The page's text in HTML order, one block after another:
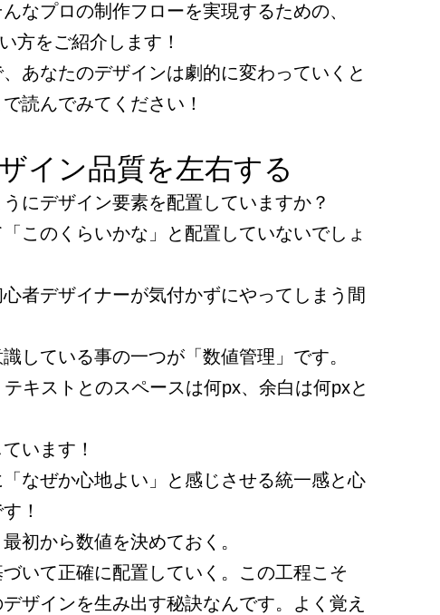
なプロの制作フローを実現するための、
方をご紹介します！
あなたのデザインは劇的に変わっていくと
読んでみてください！
イン品質を左右する
にデザイン要素を配置していますか？
このくらいかな」と配置していないでしょ
者デザイナーが気付かずにやってしまう間
している事の一つが「数値管理」です。
キストとのスペースは何px、余白は何pxと
います！
なぜか心地よい」と感じさせる統一感と心
！
初から数値を決めておく。
いて正確に配置していく。この工程こそ
ザインを生み出す秘訣なんです。よく覚え